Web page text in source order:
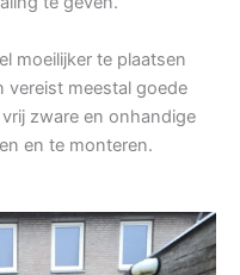
moeilijker te plaatsen
vereist meestal goede
zware en onhandige
en te monteren.